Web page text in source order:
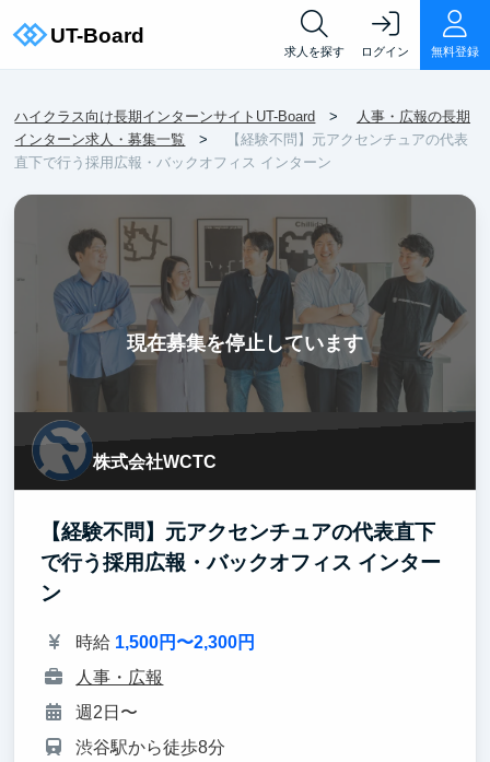
求人を探す ログイン 無料登録
ハイクラス向け長期インターンサイトUT-Board
人事・広報の長期
インターン求人・募集一覧
【経験不問】元アクセンチュアの代表
直下で行う採用広報・バックオフィス インターン
現在募集を停止しています
株式会社WCTC
【経験不問】元アクセンチュアの代表直下
で行う採用広報・バックオフィス インター
ン
時給 1,500円〜2,300円
人事・広報
週2日〜
渋谷駅から徒歩8分